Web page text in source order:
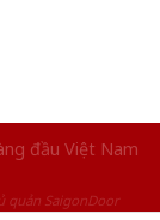
đầu Việt Nam
SaigonDoor